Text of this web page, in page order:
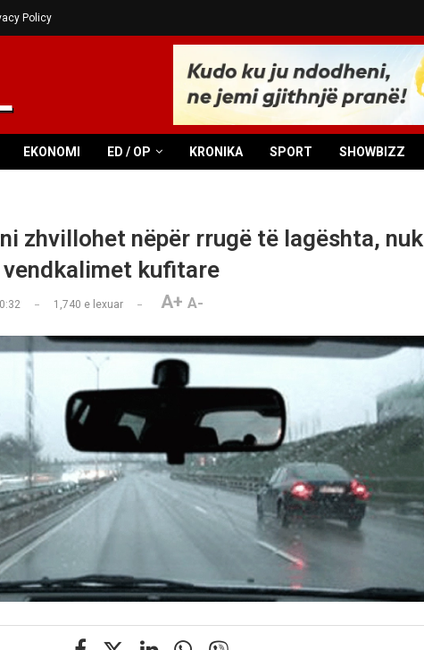
Policy
EKONOMI ED / OP KRONIKA SPORT SHOWBIZZ
zhvillohet nëpër rrugë të lagështa, nuk
vendkalimet kufitare
1,740 e lexuar A+ A-